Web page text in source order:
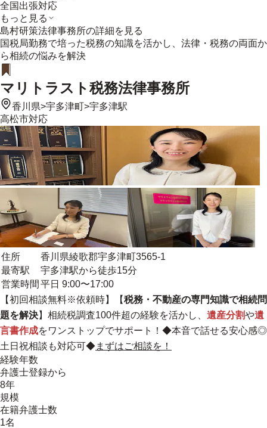
全国出張対応
もっと見る
島村研策法律事務所の詳細を見る
国税局勤務で培った税務の知識を活かし、法律・税務の両面か
ら相続の悩みを解決
マリトラスト税務法律事務所
香川県>宇多津町>宇多津駅
高松市対応
住所
香川県綾歌郡宇多津町3565-1
最寄駅
宇多津駅から徒歩15分
営業時間 平日 9:00〜17:00
【初回相談無料※依頼時】【税務・不動産の専門知識で相続問
題を解決】 相続税調査100件超の経験を活かし、 遺産分割や遺
言書作成をワンストップでサポート！◆本音で話せる安心感◎
土日祝相談も対応可◆まずはご相談を！
経験年数
弁護士登録から
8年
規模
在籍弁護士数
1名